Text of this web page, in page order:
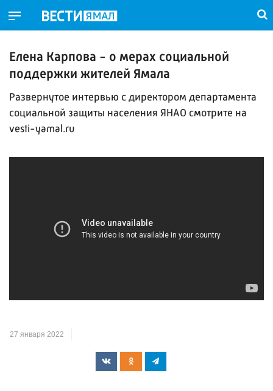
Елена Карпова - о мерах социальной
поддержки жителей Ямала
Развернутое интервью с директором департамента
социальной защиты населения ЯНАО смотрите на
vesti-yamal.ru
27 января 2022